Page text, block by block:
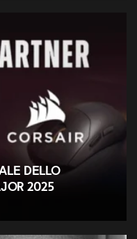
dello
2025